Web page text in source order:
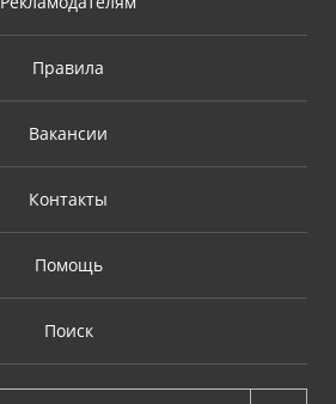
Правила
Вакансии
Контакты
Помощь
Поиск